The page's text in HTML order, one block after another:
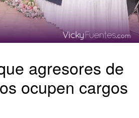
agresores de
ocupen cargos